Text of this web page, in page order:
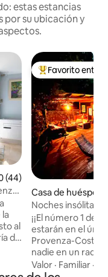
estas estancias
por su ubicación y
promedio: 5.0 de
(44)
al
de
De los mejores
Favorito entre
Casa de
-Martin-du-Var
Noches insólitas
¡¡El número 1 de
estarán en el
Provenza-Costa
nadie en un radio
alrededor!!
Valor · Familiar ·